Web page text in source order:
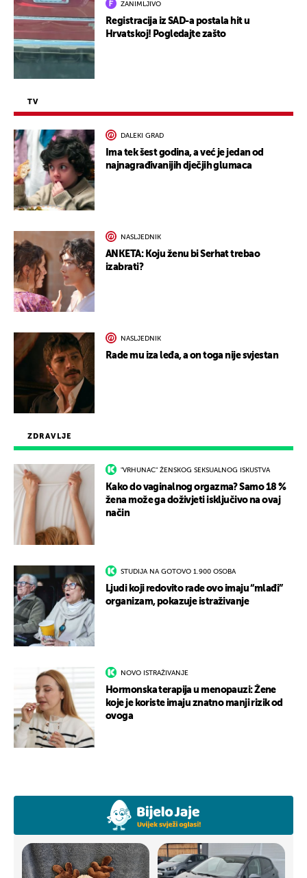
ZDRAVLJE
"VRHUNAC" ŽENSKOG SEKSUALNOG ISKUSTVA
Kako do vaginalnog orgazma? Samo 18 %
žena može ga doživjeti isključivo na ovaj
način
STUDIJA NA GOTOVO 1.900 OSOBA
Ljudi koji redovito rade ovo imaju “mlađi”
organizam, pokazuje istraživanje
NOVO ISTRAŽIVANJE
Hormonska terapija u menopauzi: Žene
koje je koriste imaju znatno manji rizik od
ovoga
ZANIMLJIVO
Registracija iz SAD-a postala hit u
Hrvatskoj! Pogledajte zašto
TV
DALEKI GRAD
Ima tek šest godina, a već je jedan od
najnagrađivanijih dječjih glumaca
NASLJEDNIK
ANKETA: Koju ženu bi Serhat trebao
izabrati?
NASLJEDNIK
Rade mu iza leđa, a on toga nije svjestan